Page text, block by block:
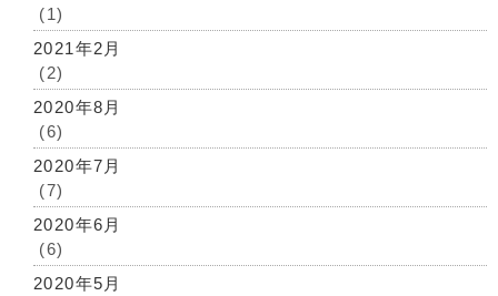
(1)
2021年2月
(2)
2020年8月
(6)
2020年7月
(7)
2020年6月
(6)
2020年5月